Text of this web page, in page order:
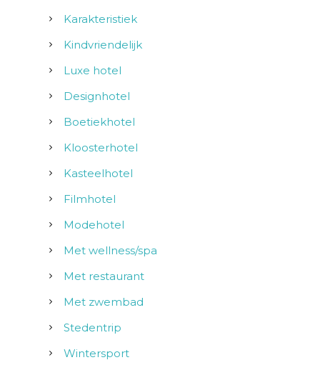
Karakteristiek
Kindvriendelijk
Luxe hotel
Designhotel
Boetiekhotel
Kloosterhotel
Kasteelhotel
Filmhotel
Modehotel
Met wellness/spa
Met restaurant
Met zwembad
Stedentrip
Wintersport